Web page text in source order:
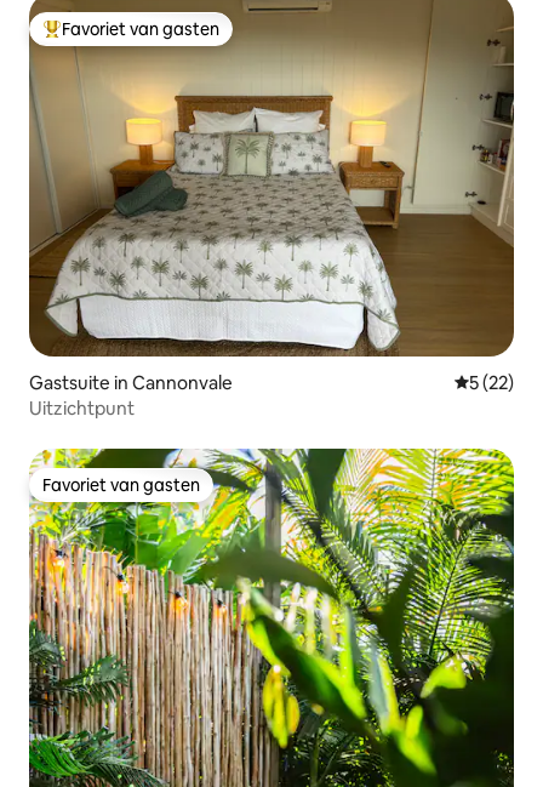
Topfavoriet van gasten
Favoriet van gasten
Gastsuite in Cannonvale
5 (22)
Uitzichtpunt
Favoriet van gasten
Favoriet van gasten